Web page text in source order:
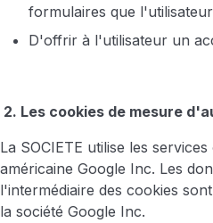
formulaires que
D'offrir à l'utilisateur un
2. Les cookies de mesure
La SOCIETE utilise les
américaine Google Inc. Les
l'intermédiaire des cookies
la société Google Inc.